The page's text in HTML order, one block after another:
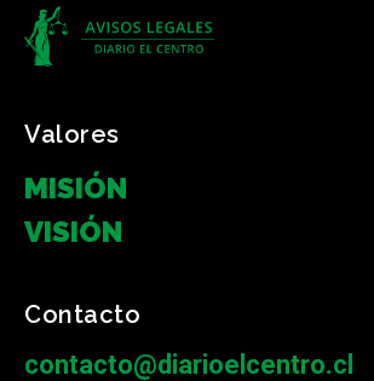
Valores
MISIÓN
VISIÓN
Contacto
contacto@diarioelcentro.cl